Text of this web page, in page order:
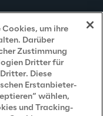
um ihre
Darüber
Zustimmung
Dritter für
Diese
Erstanbieter-
wählen,
und Tracking-